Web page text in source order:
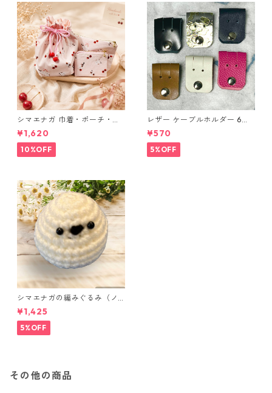
シマエナガ 巾着・ポーチ・ミ
ニポーチ(カード収納にも) ３
点セット さくらんぼ柄×淡いピ
ンク
¥1,620
10%OFF
レザー ケーブルホルダー 6個
セット
¥570
5%OFF
シマエナガの編みぐるみ（ノ
ーマル）
¥1,425
5%OFF
その他の商品